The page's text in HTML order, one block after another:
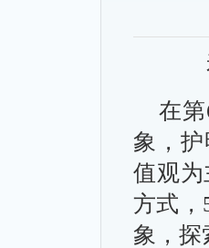
在
象，
值观
方式，
象，探